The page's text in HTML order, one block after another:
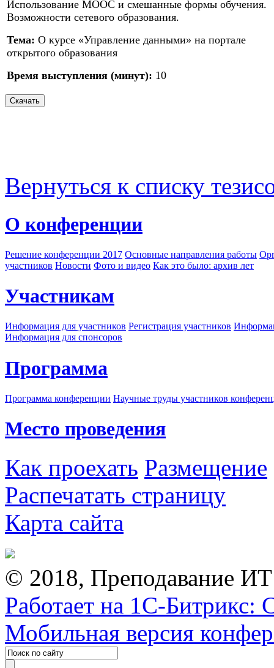
Использование МООС и смешанные формы обучения.
Возможности сетевого образования.
Тема: О курсе «Управление данными» на портале
открытого образования
Время выступления (минут): 10
Вернуться к списку
О конференции
Решение конференции 2017 Основные направления работы
участников Новости Фото и видео Как это было: архив лет
Участникам
Информация для участников Регистрация участников
Информация для спонсоров
Программа
Программа конференции Научные труды участников
Место проведения
Как проехать Размещение
Распечатать страницу
Карта сайта
© 2018, Преподавание
Работает на 1С-Битрикс:
Мобильная версия